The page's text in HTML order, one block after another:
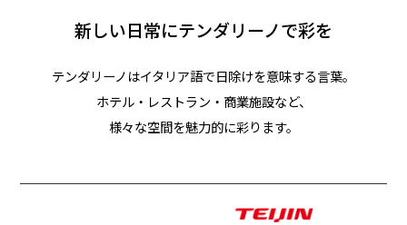
新しい日常にテンダリーノで彩を
テンダリーノはイタリア語で日除けを意味する言葉。
ホテル・レストラン・商業施設など、
様々な空間を魅力的に彩ります。